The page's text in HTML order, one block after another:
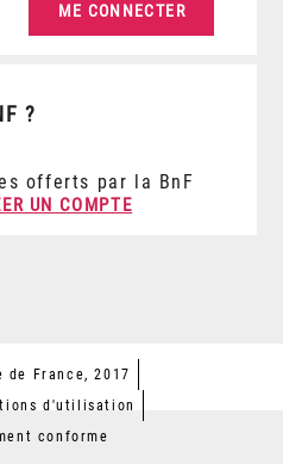
?
offerts par la BnF
UN COMPTE
France, 2017
d'utilisation
conforme